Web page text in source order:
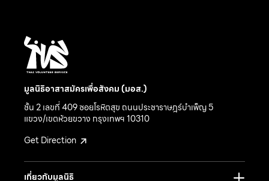
มูลนิธิอาสาสมัครเพื่อสังคม (มอส.)
ชั้น 2 เลขที่ 409 ซอยโรหิตสุข ถนนประชาราษฎร์บำเพ็ญ 5
แขวง/เขตห้วยขวาง กรุงเทพฯ 10310
Get Direction
เกี่ยวกับมูลนิธิ